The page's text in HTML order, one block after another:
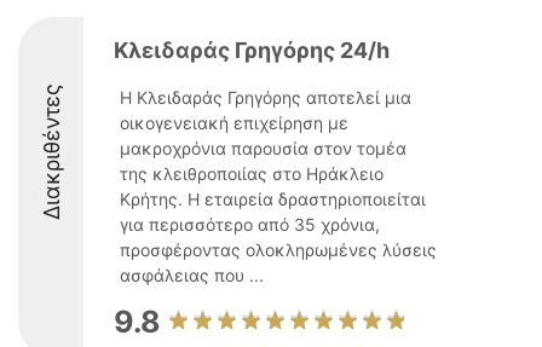
Διακριθέντες
Κλειδαράς Γρηγόρης 24/h
Η Κλειδαράς Γρηγόρης αποτελεί μια
οικογενειακή επιχείρηση με
μακροχρόνια παρουσία στον τομέα
της κλειθροποιίας στο Ηράκλειο
Κρήτης. Η εταιρεία δραστηριοποιείται
για περισσότερο από 35 χρόνια,
προσφέροντας ολοκληρωμένες λύσεις
ασφάλειας που ...
9.8